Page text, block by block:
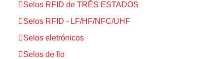
Selos RFID de TRÊS ESTADOS
Selos RFID - LF/HF/NFC/UHF
Selos eletrónicos
Selos de fio